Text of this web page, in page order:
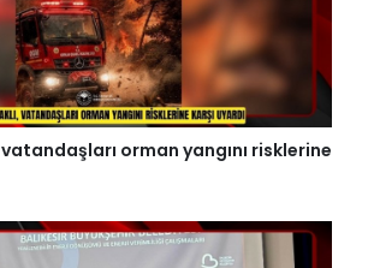
vatandaşları orman yangını risklerine